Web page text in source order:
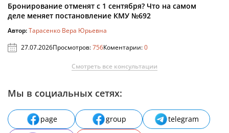
Бронирование отменят с 1 сентября? Что на самом
деле меняет постановление КМУ №692
Автор:Тарасенко Вера Юрьевна
27.07.2026Просмотров:756Коментарии:0
Смотреть все консультации
Мы в социальных сетях:
page group
telegram